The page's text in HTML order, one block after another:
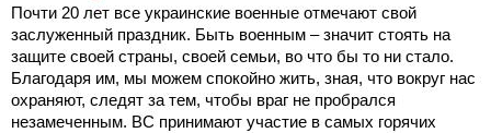
Почти 20 лет все украинские военные отмечают свой
заслуженный праздник. Быть военным – значит стоять на
защите своей страны, своей семьи, во что бы то ни стало.
Благодаря им, мы можем спокойно жить, зная, что вокруг нас
охраняют, следят за тем, чтобы враг не пробрался
незамеченным. ВС принимают участие в самых горячих